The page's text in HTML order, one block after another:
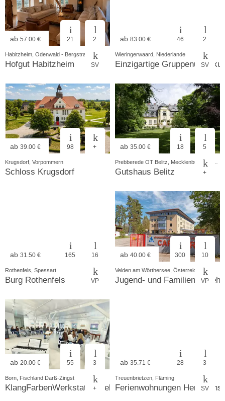
ab 57.00 € 21 2
SV
Habitzheim, Odenwald - Bergstrasse
Hofgut Habitzheim
ab 83.00 € 46 2
SV
Wieringerwaard, Niederlande
Einzigartige
ab 39.00 € 98 +
Krugsdorf, Vorpommern
Schloss Krugsdorf
ab 35.00 € 18 5
+
Gutshaus Belitz
ab 31.50 € 165 16
VP
Rothenfels, Spessart
Burg Rothenfels
ab 40.00 € 300 10
VP
Velden am Wörthersee, Österreich
Jugend- und
ab 20.00 € 55 3
+
Born, Fischland Darß-Zingst
KlangFarbenWerkstatt - Vielseitiges Gruppenhaus am
ab 35.71 € 28 3
SV
Treuenbrietzen, Fläming
Ferienwohnungen